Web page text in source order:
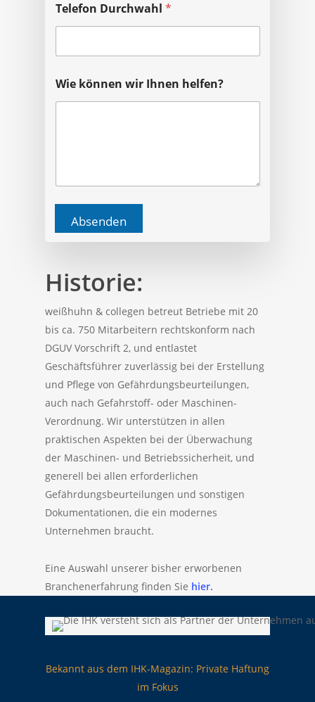
Telefon Durchwahl *
e
l
e
k
ö
n
e
Wie können wir Ihnen helfen?
Absenden
Historie:
weißhuhn & collegen betreut Betriebe mit 20
bis ca. 750 Mitarbeitern rechtskonform nach
DGUV Vorschrift 2, und entlastet
Geschäftsführer zuverlässig bei der Erstellung
und Pflege von Gefährdungsbeurteilungen,
auch nach Gefahrstoff- oder Maschinen-
Verordnung. Wir unterstützen in allen
praktischen Aspekten bei der Überwachung
der Maschinen- und Betriebssicherheit, und
generell bei allen erforderlichen
Gefährdungsbeurteilungen und sonstigen
Dokumentationen, die ein modernes
Unternehmen braucht.
Eine Auswahl unserer bisher erworbenen
Branchenerfahrung finden Sie hier.
Bekannt aus dem IHK-Magazin: Private Haftung
im Fokus